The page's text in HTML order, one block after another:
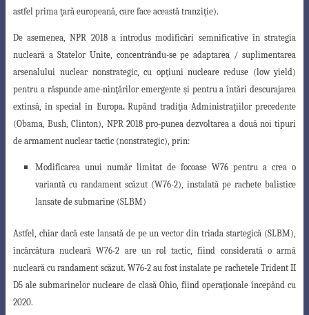
astfel prima ţară europeană, care face această tranziţie).
De asemenea, NPR 2018 a introdusmodificări semnificative în strategia
nucleară a Statelor Unite, concentrându-se peadaptarea / suplimentarea
arsenalului nuclear nonstrategic, cu opţiuni nucleare reduse (low yield)
pentru a răspunde ame-ninţărilor emergente şi pentru a întăridescurajarea
extinsă, în special în Europa.Rupând tradiţia Administraţiilor precedente
(Obama, Bush, Clinton), NPR 2018 pro-punea dezvoltarea a două noi tipuri
de armament nuclear tactic (nonstrategic), prin:
Modificarea unui număr limitat de focoase W76 pentru a crea o
variantăcurandament scăzut (W76-2), instalată pe rachete balistice
lansate de submarine (SLBM)
Astfel, chiar dacă este lansată de pe un vector din triada startegică (SLBM)
încărcătura nucleară W76-2 are un rol tactic , fiind considerată oarmă
nucleară curandament scăzut. W76-2 au fost instalate pe rachetele Trident II
D5 ale submarinelor nucleare de clasă Ohio, fiind operaţionale începând cu
2020.